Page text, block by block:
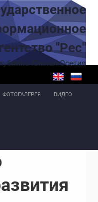
"Рес"
Южная Осетия
ФОТОГАЛЕРЕЯ ВИДЕО